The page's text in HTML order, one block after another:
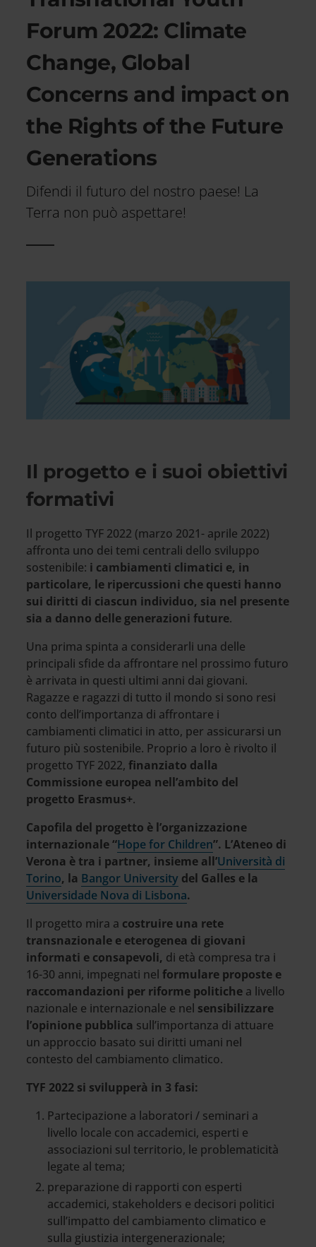
Forum 2022: Climate
Change, Global
Concerns and impact on
the Rights of the Future
Generations
Difendi il futuro del nostro paese! La
Terra non può aspettare!
Il progetto e i suoi obiettivi
formativi
Il progetto TYF 2022 (marzo 2021- aprile 2022)
affronta uno dei temi centrali dello sviluppo
sostenibile: i cambiamenti climatici e, in
particolare, le ripercussioni che questi hanno
sui diritti di ciascun individuo, sia nel presente
sia a danno delle generazioni future.
Una prima spinta a considerarli una delle
principali sfide da affrontare nel prossimo futuro
è arrivata in questi ultimi anni dai giovani.
Ragazze e ragazzi di tutto il mondo si sono resi
conto dell’importanza di affrontare i
cambiamenti climatici in atto, per assicurarsi un
futuro più sostenibile. Proprio a loro è rivolto il
progetto TYF 2022,finanziato dalla
Commissione europea nell’ambito del
progetto Erasmus+.
Capofila del progetto è l’organizzazione
internazionale “Hope for Children”. L’Ateneo di
Verona è tra i partner, insieme all’Università di
Torino, la Bangor University del Galles e la
Universidade Nova di Lisbona.
Il progetto mira a costruire una rete
transnazionale e eterogenea di giovani
informati e consapevoli, di età compresa tra i
16-30 anni, impegnati nelformulare proposte e
raccomandazioni per riforme politiche a livello
nazionale e internazionale e nel sensibilizzare
l’opinione pubblica sull’importanza di attuare
un approccio basato sui diritti umani nel
contesto del cambiamento climatico.
TYF 2022 si svilupperà in 3 fasi:
Partecipazione a laboratori / seminari a
livello locale con accademici, esperti e
associazioni sul territorio, le problematicità
legate al tema;
preparazione di rapporti con esperti
accademici, stakeholders e decisori politici
sull’impatto del cambiamento climatico e
sulla giustizia intergenerazionale;